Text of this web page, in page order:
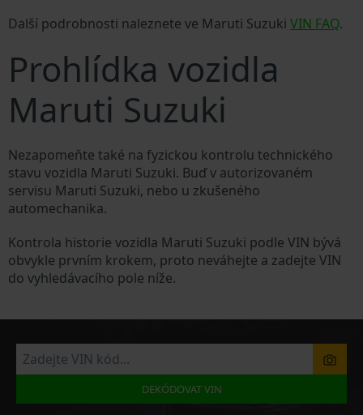
Další podrobnosti naleznete ve Maruti Suzuki VIN FAQ.
Prohlídka vozidla
Maruti Suzuki
Nezapomeňte také na fyzickou kontrolu technického
stavu vozidla Maruti Suzuki. Buď v autorizovaném
servisu Maruti Suzuki, nebo u zkušeného
automechanika.
Kontrola historie vozidla Maruti Suzuki podle VIN bývá
obvykle prvním krokem, proto neváhejte a zadejte VIN
do vyhledávacího pole níže.
DEKÓDOVAT VIN